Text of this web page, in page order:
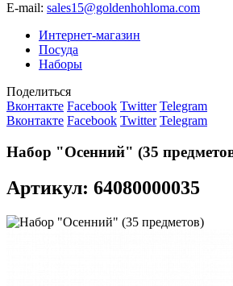
E-mail: sales15@goldenhohloma.com
Интернет-магазин
Посуда
Наборы
Поделиться
Вконтакте Facebook Twitter Telegram
Вконтакте Facebook Twitter Telegram
Набор "Осенний" (35
Артикул: 64080000035